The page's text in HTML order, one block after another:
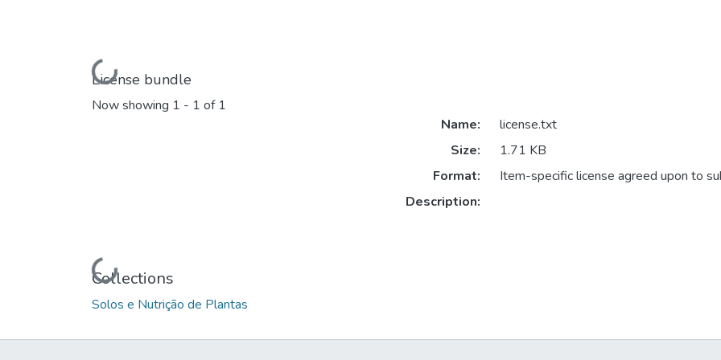
Loading...
License bundle
Now showing 1 - 1 of 1
Loading...
Name:
license.txt
Size:
1.71 KB
Format:
Item-specific license agreed upon to
Description:
Collections
Solos e Nutrição de Plantas